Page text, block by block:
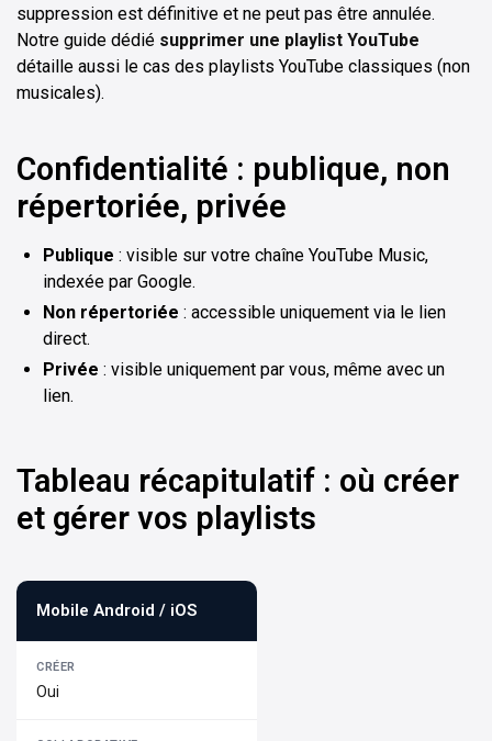
suppression est définitive et ne peut pas être annulée.
Notre guide dédié supprimer une playlist YouTube
détaille aussi le cas des playlists YouTube classiques (non
musicales).
Confidentialité : publique, non
répertoriée, privée
Publique : visible sur votre chaîne YouTube Music,
indexée par Google.
Non répertoriée : accessible uniquement via le lien
direct.
Privée : visible uniquement par vous, même avec un
lien.
Tableau récapitulatif : où créer
et gérer vos playlists
Mobile Android / iOS
Oui